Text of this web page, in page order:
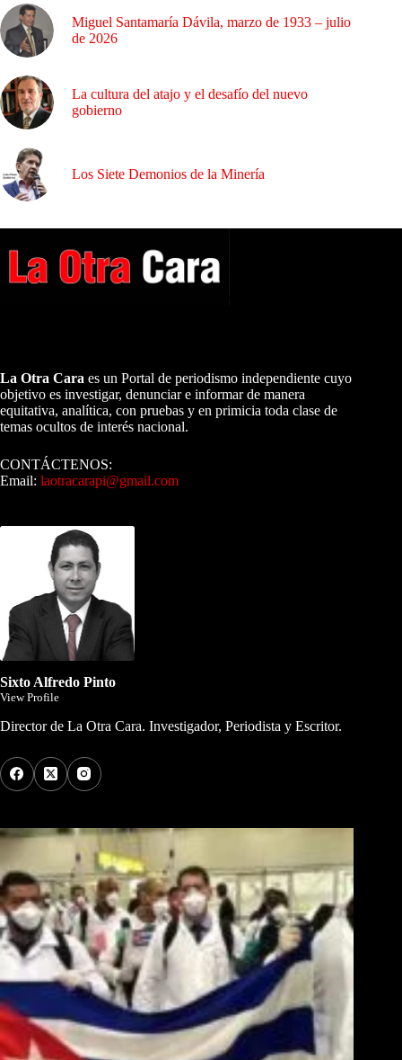
Miguel Santamaría Dávila, marzo de 1933 – julio
de 2026
La cultura del atajo y el desafío del nuevo
gobierno
Los Siete Demonios de la Minería
La Otra Cara es un Portal de periodismo independiente cuyo
objetivo es investigar, denunciar e informar de manera
equitativa, analítica, con pruebas y en primicia toda clase de
temas ocultos de interés nacional.
CONTÁCTENOS:
Email: laotracarapi@gmail.com
Sixto Alfredo Pinto
View Profile
Director de La Otra Cara. Investigador, Periodista y Escritor.